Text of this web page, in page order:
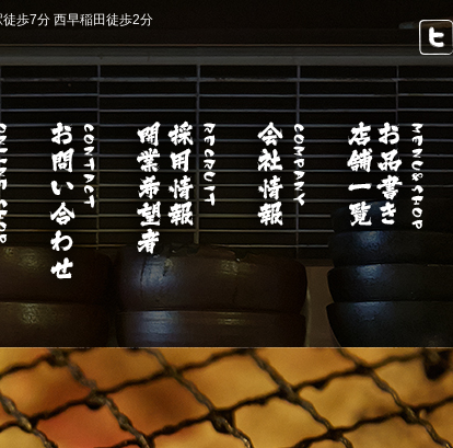
歩7分 西早稲田徒歩2分